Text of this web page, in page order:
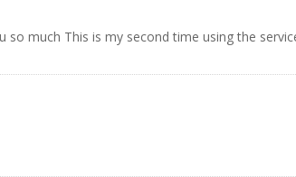
so much This is my second time using the